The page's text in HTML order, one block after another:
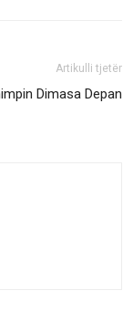
Artikulli tjetër
Dimasa Depan